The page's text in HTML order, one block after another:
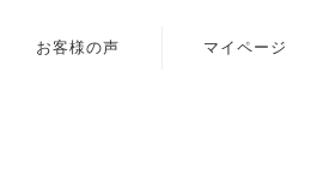
お客様の声 マイページ